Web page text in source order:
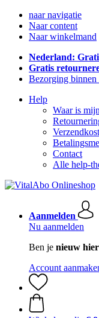
naar navigatie
Naar content
Naar winkelmand
Nederland:
Gratis
Bezorging binnen
Help
Waar is
Contact
Alle help-
Aanmelden
Nu aanmelden
Ben je nieuw
Account